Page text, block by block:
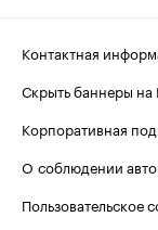
Контактная
Скрыть баннеры на
Корпоративная
О соблюдении
Пользовательское